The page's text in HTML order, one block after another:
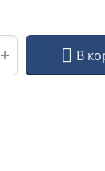
+ В